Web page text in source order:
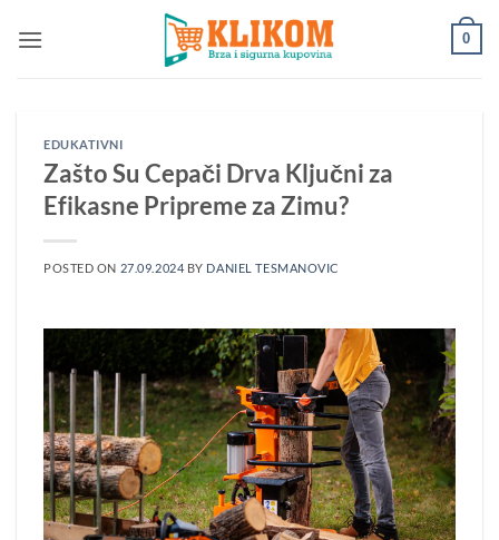
0
EDUKATIVNI
Zašto Su Cepači Drva Ključni za
Efikasne Pripreme za Zimu?
POSTED ON 27.09.2024 BY DANIEL TESMANOVIC